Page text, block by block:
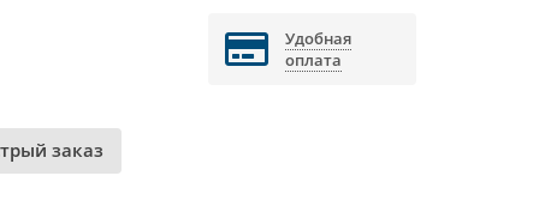
заказ
Удобная
оплата